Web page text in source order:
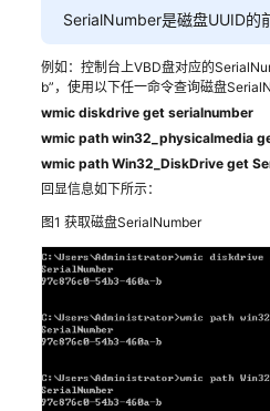
题
产
询
ECS
创
建
删
除
与
退
SerialNumber是磁盘UUID的
例如：控制台上VBD盘对应的
b”，使用以下任一命令查询磁盘
wmic diskdrive get serialnumber
wmic path win32_physicalmedia
wmic path Win32_DiskDrive get
回显信息如下所示：
图1 获取磁盘SerialNumber